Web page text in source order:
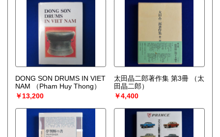
DONG SON DRUMS IN VIET
NAM
（Pham Huy Thong）
￥13,200
太田晶二郎著作集 第3冊
（太
田晶二郎）
￥4,400